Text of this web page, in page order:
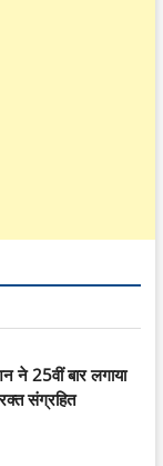
ने 25वीं बार लगाया
संग्रहित